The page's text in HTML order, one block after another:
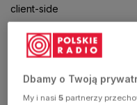
client-side
exception
hasDbamy o Twoją
My i nasi5 partnerzy